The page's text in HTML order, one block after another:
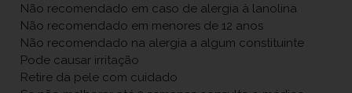
Não recomendado em caso de alergia à lanolina
Não recomendado em menores de 12 anos
Não recomendado na alergia a algum constituinte
Pode causar irritação
Retire da pele com cuidado